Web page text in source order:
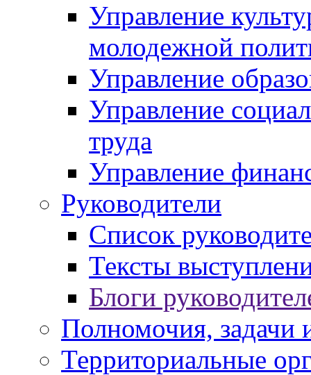
Управление
молодежной
Управление
Управление
труда
Управление
Руководители
Список
Тексты
Блоги
Полномочия, задачи
Территориальные